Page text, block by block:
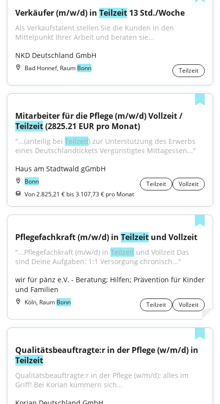
Verkäufer (m/w/d) in Teilzeit 13 Std./Woche
Als Verkaufstalent stellen Sie die Kunden in den
Mittelpunkt Ihrer Arbeit und beraten sie...
NKD Deutschland GmbH
Bad Honnef, Raum Bonn Teilzeit
Teilzeit (2825.21 EUR pro Monat)
"...(anteilig bei Teilzeit) zur Unterstützung des Erwerbs
eines Deutschlandtickets Vergünstigtes Mittagessen..."
Haus am Stadtwald gGmbH
Bonn Teilzeit
Vollzeit
Von 2.825,21 € bis 3.107,73 € pro Monat
Pflegefachkraft (m/w/d) in Teilzeit und Vollzeit
"...Pflegefachkraft (m/w/d) in Teilzeit und Vollzeit Das
sind Deine Aufgaben: 1:1 Versorgung chronisch..."
wir für pänz e.V. - Beratung; Hilfen; Prävention für Kinder
und Familien
Köln, Raum Bonn Teilzeit Vollzeit
Teilzeit
Qualitätsbeauftragte:r in der Pflege (w/m/d): alles im
Griff! Bei Korian kümmern sich...